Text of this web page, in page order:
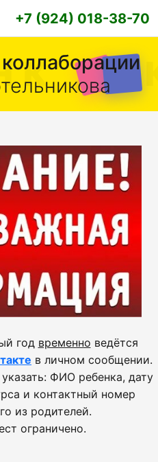
+7 (924) 018-38-70
год временно ведётся
в личном сообщении.
ФИО ребенка, дату
и контактный номер
из родителей.
ограничено.